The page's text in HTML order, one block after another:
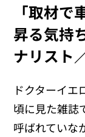
「取材
昇る気持
ナリスト
ドクターイエ
頃に見た雑誌
呼ばれていな